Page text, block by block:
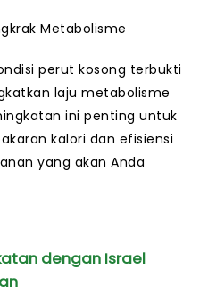
Metabolisme
perut kosong terbukti
laju metabolisme
ini penting untuk
kalori dan efisiensi
yang akan Anda
dengan Israel